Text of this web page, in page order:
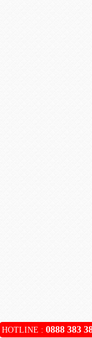
HOTLINE : 0888 383